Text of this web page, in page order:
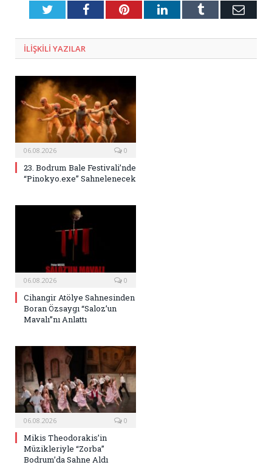
TwitterFacebookPinterestLinkedInTumblr E-
ILIŞKILI YAZILAR
06.08.2026 0
23. Bodrum Bale Festivali’nde
“Pinokyo.exe” Sahnelenecek
06.08.2026 0
Cihangir Atölye Sahnesinden
Boran Özsaygı “Saloz’un
Mavalı”nı Anlattı
06.08.2026 0
Mikis Theodorakis’in
Müzikleriyle “Zorba”
Bodrum’da Sahne Aldı